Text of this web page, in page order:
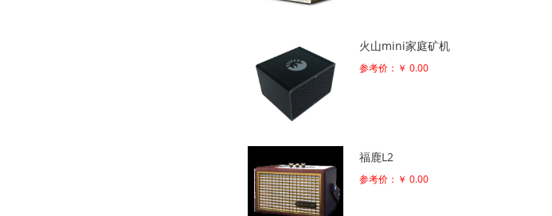
火山mini家庭矿机
参考价：￥ 0.00
福鹿L2
参考价：￥ 0.00